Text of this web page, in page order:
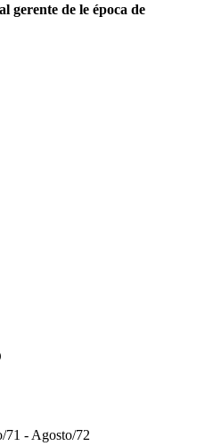
gerente de le época de
71 - Agosto/72